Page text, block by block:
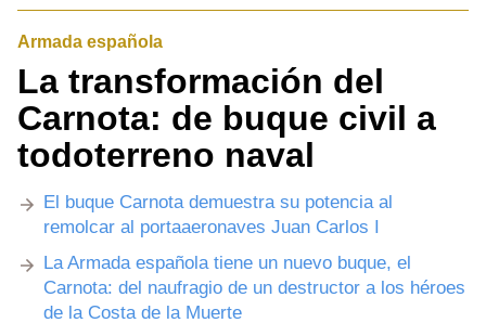
Armada española
La transformación del
Carnota: de buque civil a
todoterreno naval
El buque Carnota demuestra su potencia al
remolcar al portaaeronaves Juan Carlos I
La Armada española tiene un nuevo buque, el
Carnota: del naufragio de un destructor a los héroes
de la Costa de la Muerte